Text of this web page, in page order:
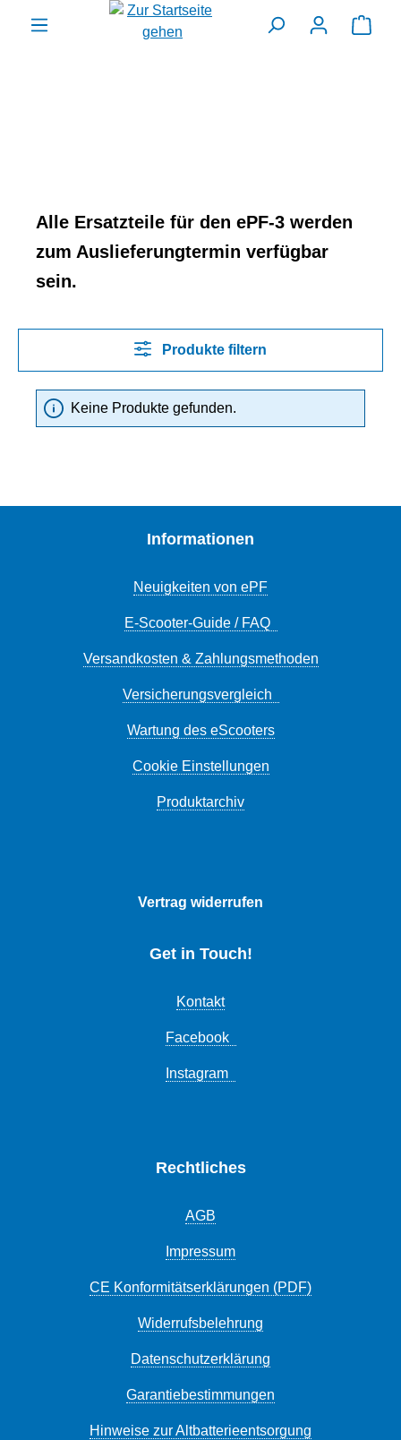
springen
Alle Ersatzteile für den ePF-3 werden
zum Auslieferungtermin verfügbar
sein.
Produkte filtern
Keine Produkte gefunden.
Informationen
Neuigkeiten von ePF
E-Scooter-Guide / FAQ
Versandkosten & Zahlungsmethoden
Versicherungsvergleich
Wartung des eScooters
Cookie Einstellungen
Produktarchiv
Vertrag widerrufen
Get in Touch!
Kontakt
Facebook
Instagram
Rechtliches
AGB
Impressum
CE Konformitätserklärungen (PDF)
Widerrufsbelehrung
Datenschutzerklärung
Garantiebestimmungen
Hinweise zur Altbatterieentsorgung